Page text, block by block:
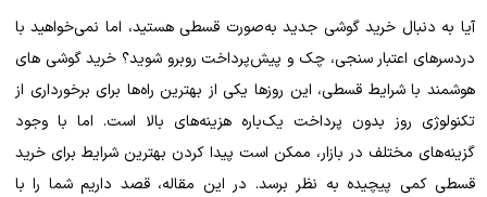
آیا به دنبال خرید گوشی جدید به‌صورت قسطی هستید، اما نمی‌خواهید با
دردسرهای اعتبار سنجی، چک و پیش‌پرداخت روبرو شوید؟ خرید گوشی های
هوشمند با شرایط قسطی، این روزها یکی از بهترین راه‌ها برای برخورداری از
تکنولوژی روز بدون پرداخت یک‌باره هزینه‌های بالا است. اما با وجود
گزینه‌های مختلف در بازار، ممکن است پیدا کردن بهترین شرایط برای خرید
قسطی کمی پیچیده به نظر برسد. در این مقاله، قصد داریم شما را با